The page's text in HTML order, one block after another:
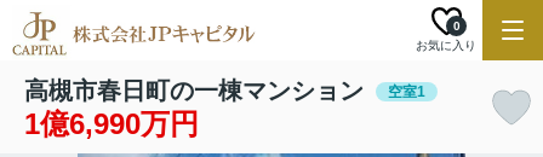
お気に入り
0
高槻市春日町の一棟マンション 空室1
1億6,990万円